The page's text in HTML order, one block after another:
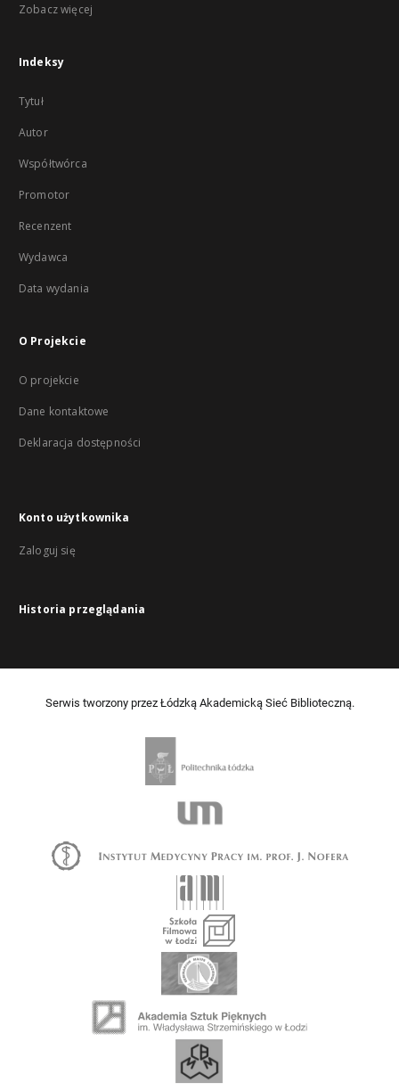
Zobacz więcej
Indeksy
Tytuł
Autor
Współtwórca
Promotor
Recenzent
Wydawca
Data wydania
O Projekcie
O projekcie
Dane kontaktowe
Deklaracja dostępności
Konto użytkownika
Zaloguj się
Historia przeglądania
Serwis tworzony przez Łódzką Akademicką Sieć Biblioteczną.